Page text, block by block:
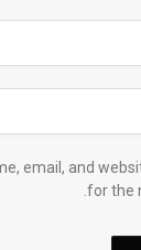
email, and
for the